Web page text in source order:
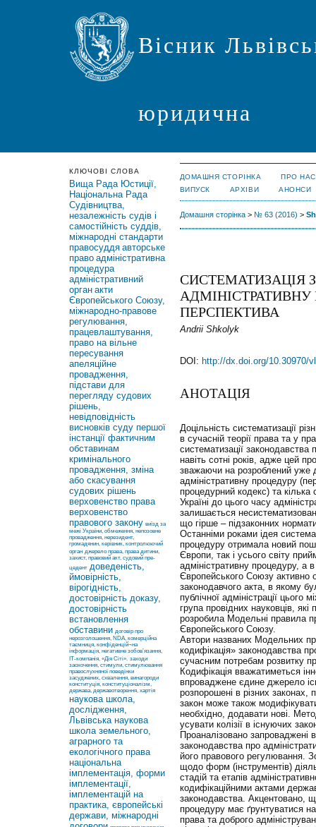
Вісник
юридична
КЛЮЧОВІ СЛОВА
Вища Рада Юстиції,
Національна Рада
Судівництва,
незалежність судів і
самостійність суддів,
міжнародні стандарти
правосуддя авторське
право адміністративна
процедура
адміністративний
орган акти
Європейського Союзу,
міжнародно-правове
регулювання,
працевлаштування,
право на вільне
пересування
апеляційне
провадження,
підстави для
перегляду судових
рішень,
невідповідність
висновків суду першої
інстанції фактичним
обставинам
кримінального
провадження, зміна
або скасування
судових рішень
верховенство права
верховенство
правового закону виїзд за
межі України, обмеження, непозовне
провадження, нерезидент,
громадянин, керівник, контролюючий
орган джерело права, права дитини,
захист, правовий акт, судовий пре-
цедент доведеність,
ймовірність,
вірогідність,
достовірність доказу,
достовірність
встановлення
обставини договір про
нерозголошення, NDA, комерційна
таємниця, конфіденцій¬на
інформація, негативне зобов’язання,
ІТ-компанія, «Дія Сіті». заходи
заохочення, стимули, стимулювання
правослухняної поведінки
засуджених, схвалення, винагороди
конституція, конституціоналізм,
держава, державотворення, хартія
наукова школа,
дослідження,
Львівська наукова
школа земельного,
аграрного та
екологічного права
національна
імплементація, форми
імплементації,
імплементацій на
практика, європейські
держави, міжнародні
ДОМАШНЯ СТОРІНКА
ПРО НАС
ВИПУСК
АРХІВИ АНОНСИ
Домашня сторінка> № 63 (2016) >
СИСТЕМАТИЗАЦІЯ
ПЕРСПЕКТИВА
Andrii Shkolyk
DOI: http://dx.doi.org/10.30970/
АНОТАЦІЯ
Доцільність систематизації
в сучасній теорії права та у
систематизації законодавства
навіть сотні років, адже цей
зважаючи на розроблений уже
адміністративну процедуру
процедурний кодекс) та
Україні до цього часу
залишається
що гірше – підзаконних
Останніми роками ідея
процедуру отримала новий
Європи, так і усього світу
адміністративну процедуру, а
Європейського Союзу активно
законодавчого акта, в якому
публічної адміністрації
група провідних науковців,
розробила Модельні правила
Європейського Союзу.
Автори названих Модельних
кодифікація» законодавства
сучасним потребам розвит­ку
Кодифікація вважатиметься
впроваджене єдине джерело
розпорошені в різних
закон може також
необхідно, додавати нові.
усувати колізії в існуючих
Проаналізовано запроваджені
зако­нодавства про
його правового регулювання.
щодо форм (інструментів)
стадій та етапів
кодифікаційними актами
законодавства. Акцентовано,
проце­дуру має ґрунтуватися
права та доброго